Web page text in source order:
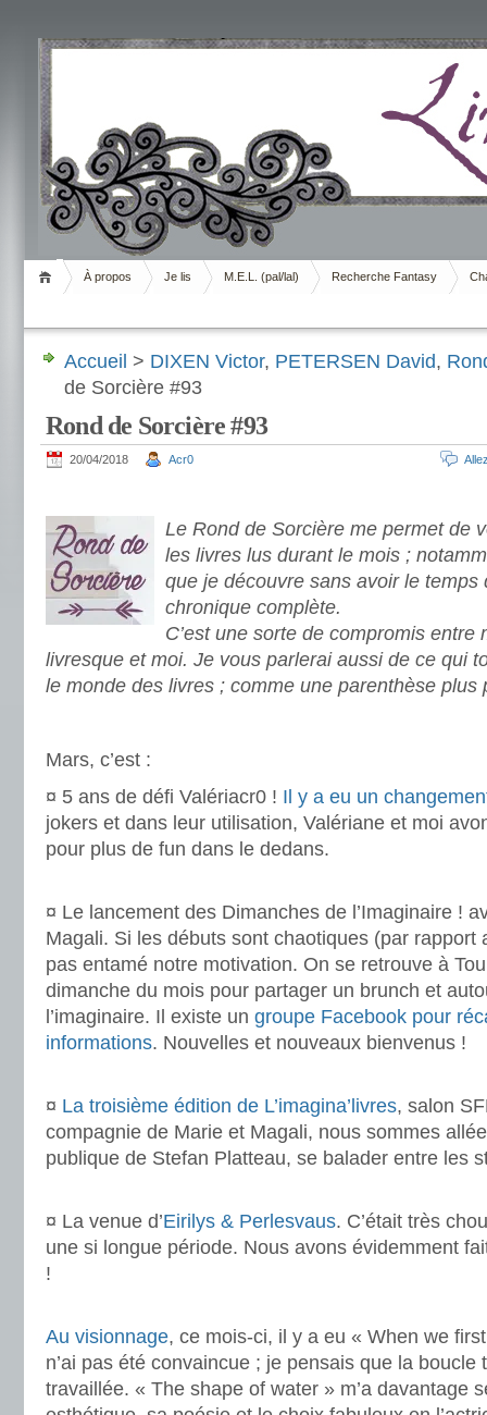
Livrement
À propos Je lis M.E.L. (pal/lal) Recherche Fantasy
Accueil > DIXEN Victor, PETERSEN David,
de Sorcière #93
Rond de Sorcière #93
20/04/2018 Acr0
Le Rond de Sorcière me permet de
les livres lus durant le mois ;
que je découvre sans avoir le temps
chronique complète.
C’est une sorte de compromis entre
livresque et moi. Je vous parlerai aussi de ce qui
le monde des livres ; comme une parenthèse plus
Mars, c’est :
¤ 5 ans de défi Valériacr0 ! Il y a eu un
jokers et dans leur utilisation, Valériane et moi
pour plus de fun dans le dedans.
¤ Le lancement des Dimanches de l’Imaginaire !
Magali. Si les débuts sont chaotiques (par rapport
pas entamé notre motivation. On se retrouve à
dimanche du mois pour partager un brunch et
l’imaginaire. Il existe un groupe Facebook pour
informations. Nouvelles et nouveaux bienvenus !
¤ La troisième édition de L’imagina’livres, salon
compagnie de Marie et Magali, nous sommes
publique de Stefan Platteau, se balader entre les
¤ La venue d’Eirilys & Perlesvaus. C’était très
une si longue période. Nous avons évidemment
!
Au visionnage, ce mois-ci, il y a eu « When we
n’ai pas été convaincue ; je pensais que la
travaillée. « The shape of water » m’a davantage